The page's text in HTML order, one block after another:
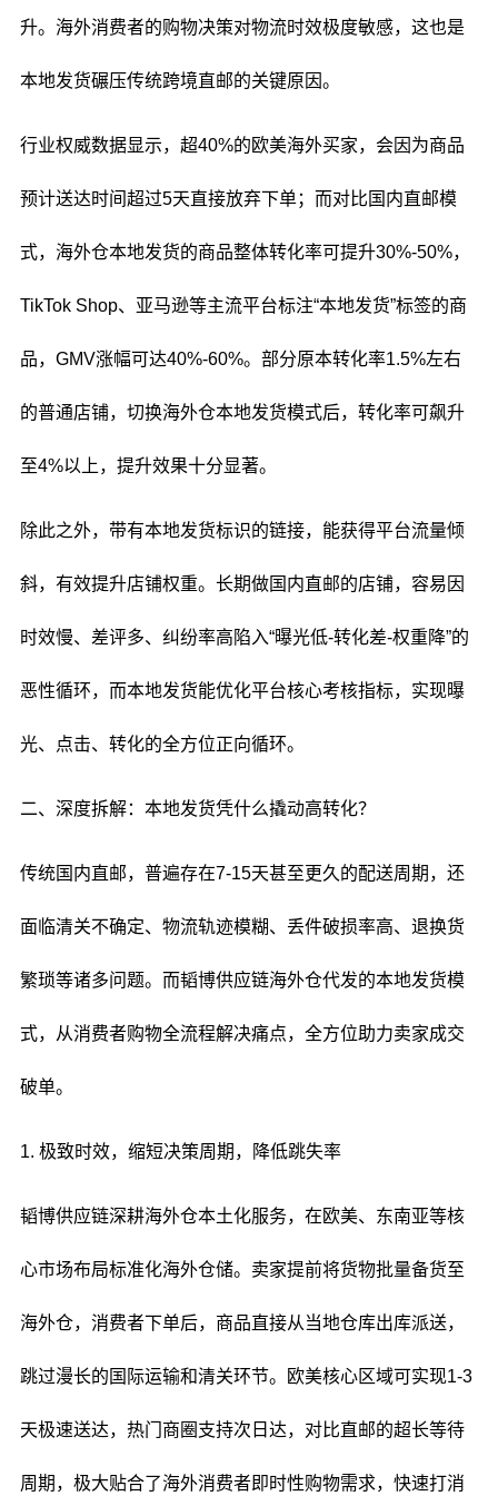
升。海外消费者的购物决策对物流时效极度敏感，这也是
本地发货碾压传统跨境直邮的关键原因。
行业权威数据显示，超40%的欧美海外买家，会因为商品
预计送达时间超过5天直接放弃下单；而对比国内直邮模
式，海外仓本地发货的商品整体转化率可提升30%-50%，
TikTok Shop、亚马逊等主流平台标注“本地发货”标签的商
品，GMV涨幅可达40%-60%。部分原本转化率1.5%左右
的普通店铺，切换海外仓本地发货模式后，转化率可飙升
至4%以上，提升效果十分显著。
除此之外，带有本地发货标识的链接，能获得平台流量倾
斜，有效提升店铺权重。长期做国内直邮的店铺，容易因
时效慢、差评多、纠纷率高陷入“曝光低-转化差-权重降”的
恶性循环，而本地发货能优化平台核心考核指标，实现曝
光、点击、转化的全方位正向循环。
二、深度拆解：本地发货凭什么撬动高转化？
传统国内直邮，普遍存在7-15天甚至更久的配送周期，还
面临清关不确定、物流轨迹模糊、丢件破损率高、退换货
繁琐等诸多问题。而韬博供应链海外仓代发的本地发货模
式，从消费者购物全流程解决痛点，全方位助力卖家成交
破单。
1. 极致时效，缩短决策周期，降低跳失率
韬博供应链深耕海外仓本土化服务，在欧美、东南亚等核
心市场布局标准化海外仓储。卖家提前将货物批量备货至
海外仓，消费者下单后，商品直接从当地仓库出库派送，
跳过漫长的国际运输和清关环节。欧美核心区域可实现1-3
天极速送达，热门商圈支持次日达，对比直邮的超长等待
周期，极大贴合了海外消费者即时性购物需求，快速打消